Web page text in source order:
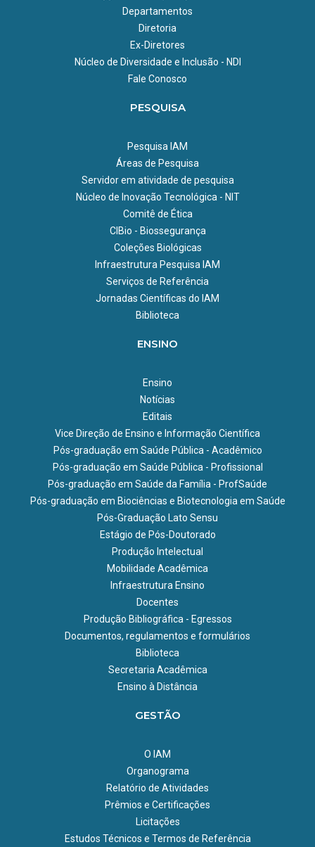
Departamentos
Diretoria
Ex-Diretores
Núcleo de Diversidade e Inclusão - NDI
Fale Conosco
PESQUISA
Pesquisa IAM
Áreas de Pesquisa
Servidor em atividade de pesquisa
Núcleo de Inovação Tecnológica - NIT
Comitê de Ética
CIBio - Biossegurança
Coleções Biológicas
Infraestrutura Pesquisa IAM
Serviços de Referência
Jornadas Científicas do IAM
Biblioteca
ENSINO
Ensino
Notícias
Editais
Vice Direção de Ensino e Informação Científica
Pós-graduação em Saúde Pública - Acadêmico
Pós-graduação em Saúde Pública - Profissional
Pós-graduação em Saúde da Família - ProfSaúde
Pós-graduação em Biociências e Biotecnologia em Saúde
Pós-Graduação Lato Sensu
Estágio de Pós-Doutorado
Produção Intelectual
Mobilidade Acadêmica
Infraestrutura Ensino
Docentes
Produção Bibliográfica - Egressos
Documentos, regulamentos e formulários
Biblioteca
Secretaria Acadêmica
Ensino à Distância
GESTÃO
O IAM
Organograma
Relatório de Atividades
Prêmios e Certificações
Licitações
Estudos Técnicos e Termos de Referência